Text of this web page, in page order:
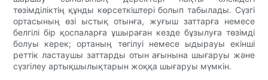
төзімділіктің құнды көрсеткіштері болып табылады. Сүзгі
ортасының өзі ыстық отынға, жуғыш заттарға немесе
белгілі бір қоспаларға ұшыраған кезде бұзылуға төзімді
болуы керек; ортаның төгілуі немесе ыдырауы екінші
реттік ластаушы заттарды отын ағынына шығаруы және
сүзгілеу артықшылықтарын жоққа шығаруы мүмкін.